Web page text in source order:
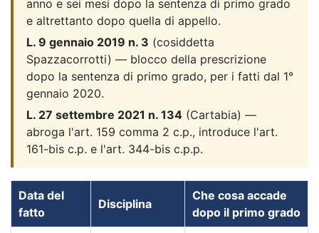
anno e sei mesi dopo la sentenza di primo grado
e altrettanto dopo quella di appello.
L. 9 gennaio 2019 n. 3 (cosiddetta
Spazzacorrotti) — blocco della prescrizione
dopo la sentenza di primo grado, per i fatti dal 1°
gennaio 2020.
L. 27 settembre 2021 n. 134 (Cartabia) —
abroga l'art. 159 comma 2 c.p., introduce l'art.
161-bis c.p. e l'art. 344-bis c.p.p.
Data del
fatto
Disciplina
Che cosa accade
dopo il primo grado